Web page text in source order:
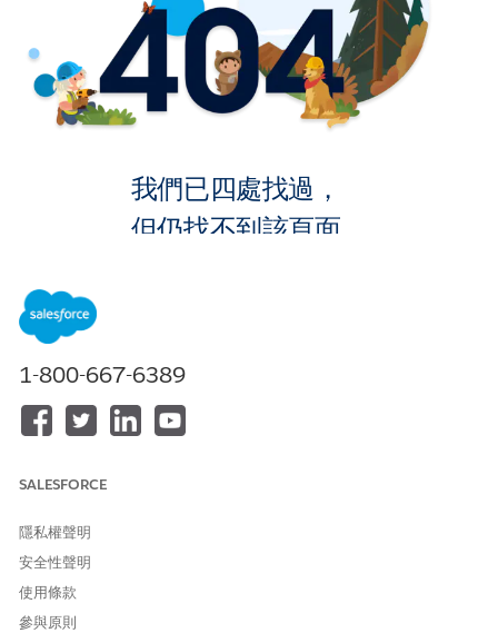
我們已四處找過，
但仍找不到該頁面。
1-800-667-6389
SALESFORCE
隱私權聲明
安全性聲明
使用條款
參與原則